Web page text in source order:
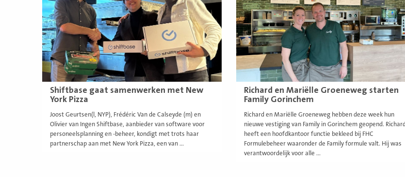
Shiftbase gaat samenwerken met New
York Pizza
Joost Geurtsen(l, NYP), Frédéric Van de Calseyde (m) en
Olivier van Ingen Shiftbase, aanbieder van software voor
personeelsplanning en -beheer, kondigt met trots haar
partnerschap aan met New York Pizza, een van ...
Richard en Mariëlle Groeneweg starten
Family Gorinchem
Richard en Mariëlle Groeneweg hebben deze week hun
nieuwe vestiging van Family in Gorinchem geopend. Richard
heeft een hoofdkantoor functie bekleed bij FHC
Formulebeheer waaronder de Family formule valt. Hij was
verantwoordelijk voor alle ...